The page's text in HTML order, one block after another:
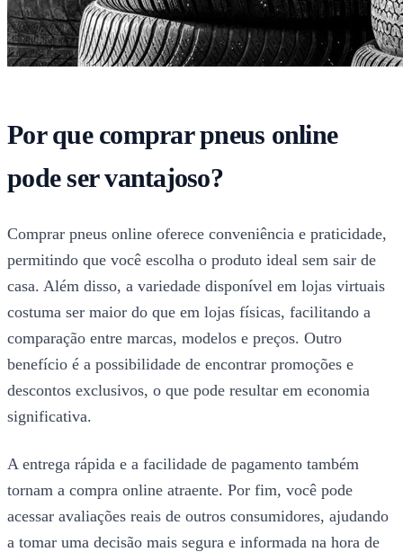
Por que comprar pneus online
pode ser vantajoso?
Comprar pneus online oferece conveniência e praticidade,
permitindo que você escolha o produto ideal sem sair de
casa. Além disso, a variedade disponível em lojas virtuais
costuma ser maior do que em lojas físicas, facilitando a
comparação entre marcas, modelos e preços. Outro
benefício é a possibilidade de encontrar promoções e
descontos exclusivos, o que pode resultar em economia
significativa.
A entrega rápida e a facilidade de pagamento também
tornam a compra online atraente. Por fim, você pode
acessar avaliações reais de outros consumidores, ajudando
a tomar uma decisão mais segura e informada na hora de